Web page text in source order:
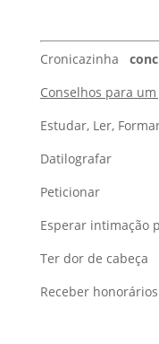
Cronicazinha
Conselhos para
Estudar, Ler,
Datilografar
Peticionar
Esperar intimação
Ter dor de cabeça
Receber honorários